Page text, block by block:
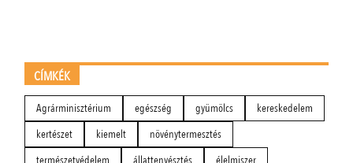
CÍMKÉK
Agrárminisztérium egészség gyümölcs
kereskedelem
kertészet
kiemelt
növénytermesztés
természetvédelem
állattenyésztés élelmiszer